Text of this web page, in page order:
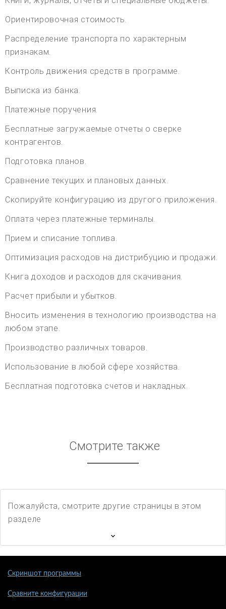
Ориентировочная стоимость.
Распределение транспорта по характерным
признакам.
Контроль движения средств в программе.
Выписка из банка.
Платежные поручения.
Бесплатные загружаемые отчеты о сверке
контрагентов.
Подготовка планов.
Сравнение текущих и плановых данных.
Скопируйте конфигурацию из другого приложения.
Оплата через платежные терминалы.
Прием и списание топлива.
Оптимизация расходов на дистрибуцию и продажи.
Книга доходов и расходов для скачивания.
Расчет прибыли и убытков.
Вносить изменения в технологию производства на
любом этапе.
Производство различных товаров.
Использование в любой сфере хозяйства.
Бесплатная подготовка счетов и накладных.
Смотрите также
Пожалуйста, смотрите другие страницы в этом
разделе
Скриншот программы
Сравните конфигурации